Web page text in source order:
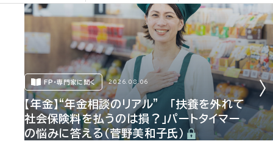
FP・専門家に聞く 2026.08.06
【年金】“年金相談のリアル” 「扶養を外れて
社会保険料を払うのは損？」パートタイマー
の悩みに答える（菅野美和子氏）